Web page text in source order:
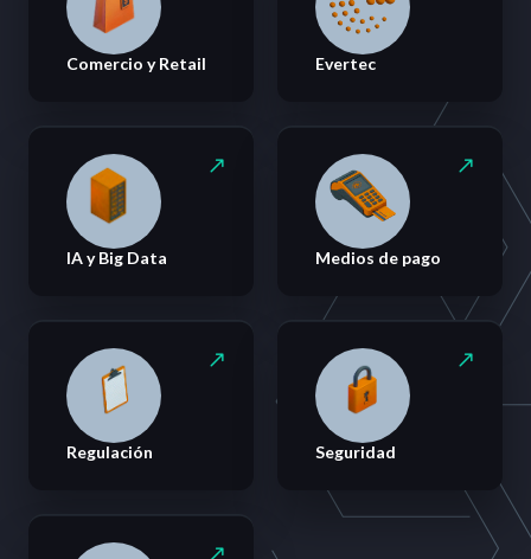
Comercio y Retail Evertec
IA y Big Data Medios de pago
Regulación Seguridad